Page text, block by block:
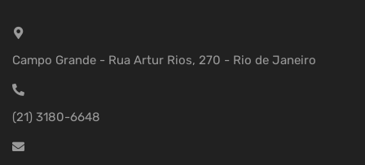
Campo Grande - Rua Artur Rios, 270 - Rio de Janeiro
(21) 3180-6648